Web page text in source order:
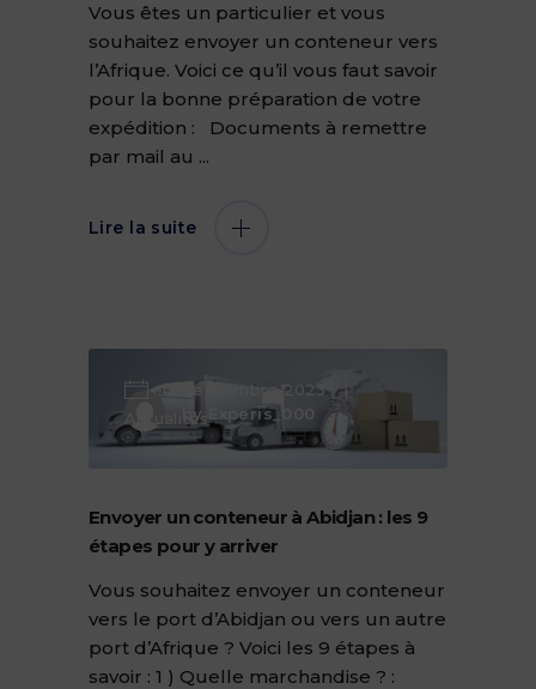
Vous êtes un particulier et vous
souhaitez envoyer un conteneur vers
l’Afrique. Voici ce qu’il vous faut savoir
pour la bonne préparation de votre
expédition : Documents à remettre
par mail au
Lire la suite
15 Septembre 2023
Actualités
by Experis_000
Envoyer un conteneur à Abidjan : les 9
étapes pour y arriver
Vous souhaitez envoyer un conteneur
vers le port d’Abidjan ou vers un autre
port d’Afrique ? Voici les 9 étapes à
savoir : 1 ) Quelle marchandise ? :